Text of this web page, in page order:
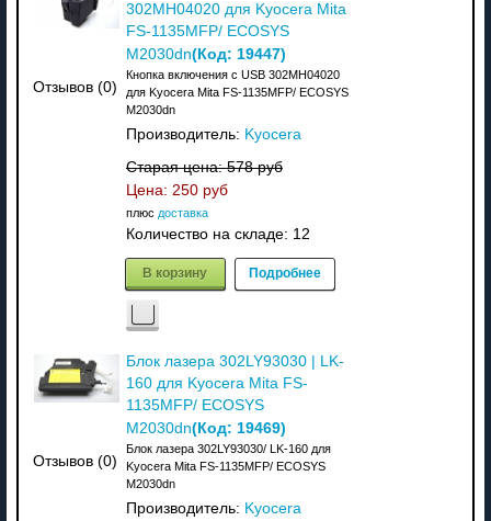
Отзывов (0)
302MH04020 для Kyocera Mita
FS-1135MFP/ ECOSYS
M2030dn(Код: 19447)
Кнопка включения с USB 302MH04020
для Kyocera Mita FS-1135MFP/ ECOSYS
M2030dn
Производитель: Kyocera
Старая цена:578 руб
Цена: 250 руб
плюс доставка
Количество на складе: 12
В корзину Подробнее
Отзывов (0)
Блок лазера 302LY93030 | LK-
160 для Kyocera Mita FS-
1135MFP/ ECOSYS
M2030dn(Код: 19469)
Блок лазера 302LY93030/ LK-160 для
Kyocera Mita FS-1135MFP/ ECOSYS
M2030dn
Производитель: Kyocera